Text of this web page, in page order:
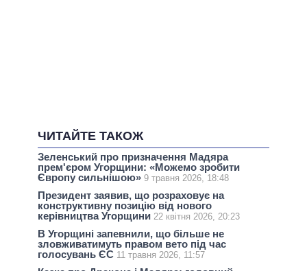
ЧИТАЙТЕ ТАКОЖ
Зеленський про призначення Мадяра
прем'єром Угорщини: «Можемо зробити
Європу сильнішою» 9 травня 2026, 18:48
Президент заявив, що розраховує на
конструктивну позицію від нового
керівництва Угорщини 22 квітня 2026, 20:23
В Угорщині запевнили, що більше не
зловживатимуть правом вето під час
голосувань ЄС 11 травня 2026, 11:57